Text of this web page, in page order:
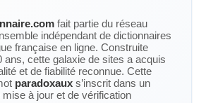
fait partie du réseau
indépendant de dictionnaires
française en ligne. Construite
ans, cette galaxie de sites a acquis
et de fiabilité reconnue. Cette
paradoxaux s’inscrit dans un
à jour et de vérification